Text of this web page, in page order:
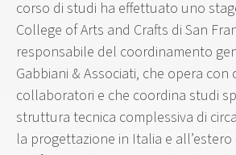
corso di studi ha effettuato uno
College of Arts and Crafts di San
responsabile del coordinamento
Gabbiani & Associati, che opera con
collaboratori e che coordina studi
struttura tecnica complessiva di
la progettazione in Italia e